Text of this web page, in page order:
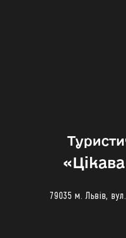
79035 м. Львів,